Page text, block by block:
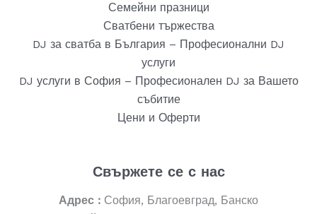
Семейни празници
Сватбени тържества
DJ за сватба в България – Професионални DJ
услуги
DJ услуги в София – Професионален DJ за Вашето
събитие
Цени и Оферти
Свържете се с нас
Адрес : София, Благоевград, Банско